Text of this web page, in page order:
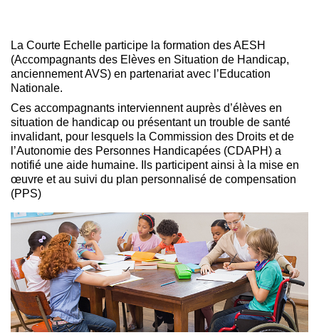
La Courte Echelle participe la formation des AESH
(Accompagnants des Elèves en Situation de Handicap,
anciennement AVS) en partenariat avec l’Education
Nationale.
Ces accompagnants interviennent auprès d’élèves en
situation de handicap ou présentant un trouble de santé
invalidant, pour lesquels la Commission des Droits et de
l’Autonomie des Personnes Handicapées (CDAPH) a
notifié une aide humaine. Ils participent ainsi à la mise en
œuvre et au suivi du plan personnalisé de compensation
(PPS)